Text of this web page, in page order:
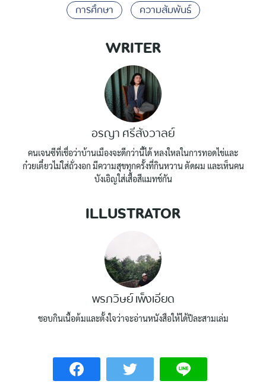
การศึกษา ความสัมพันธ์
WRITER
อรญา ศรีสังวาลย์
คนเจนซีที่เชื่อว่าบ้านเมืองจะดีกว่านี้ได้ หลงใหลในการทอดไข่และ
ก๋วยเตี๋ยวไม่ใส่ถั่วงอก มีความสุขทุกครั้งที่กินหวาน ตัดผม และเห็นคน
บังเอิญใส่เสื้อสีแมทช์กัน
ILLUSTRATOR
พรภวิษย์ เพ็งเอียด
ชอบกินเนื้อต้มและตั้งใจว่าจะอ่านหนังสือให้ได้ปีละสามเล่ม